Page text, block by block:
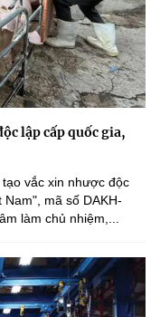
lập cấp quốc gia,
vắc xin nhược độc
mã số DAKH-
làm chủ nhiệm,...